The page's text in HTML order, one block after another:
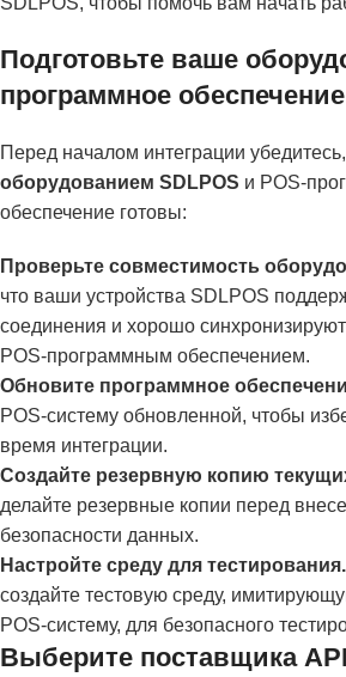
Подготовьте ваше
программное
Перед началом интеграции
оборудованием SDLPOS и POS-
обеспечение готовы:
Проверьте совместимость
что ваши устройства SDLPOS
соединения и хорошо
POS-программным обеспечением.
Обновите программное
POS-систему обновленной, чтобы
время интеграции.
Создайте резервную копию
делайте резервные копии перед
безопасности данных.
Настройте среду для тестирования.
создайте тестовую среду,
POS-систему, для безопасного
Выберите поставщика